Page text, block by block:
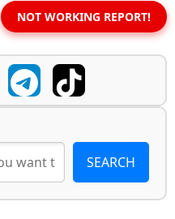
NOT WORKING REPORT!